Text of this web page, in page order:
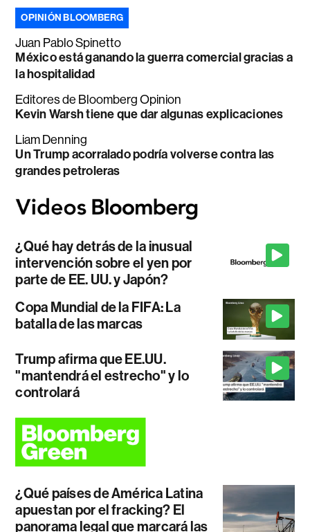
OPINIÓN BLOOMBERG
Juan Pablo Spinetto
México está ganando la guerra comercial gracias a
la hospitalidad
Editores de Bloomberg Opinion
Kevin Warsh tiene que dar algunas explicaciones
Liam Denning
Un Trump acorralado podría volverse contra las
grandes petroleras
¿Qué hay detrás de la inusual
intervención sobre el yen por
parte de EE. UU. y Japón?
Copa Mundial de la FIFA: La
batalla de las marcas
Trump afirma que EE.UU.
"mantendrá el estrecho" y lo
controlará
¿Qué países de América Latina
apuestan por el fracking? El
panorama legal que marcará las